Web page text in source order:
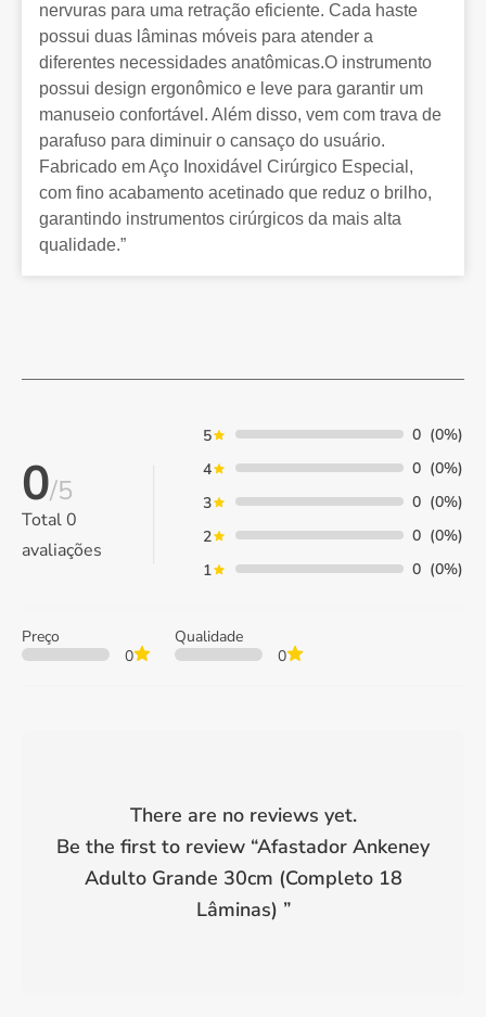
nervuras para uma retração eficiente. Cada haste
possui duas lâminas móveis para atender a
diferentes necessidades anatômicas.O instrumento
possui design ergonômico e leve para garantir um
manuseio confortável. Além disso, vem com trava de
parafuso para diminuir o cansaço do usuário.
Fabricado em Aço Inoxidável Cirúrgico Especial,
com fino acabamento acetinado que reduz o brilho,
garantindo instrumentos cirúrgicos da mais alta
qualidade.”
0/5
Total0
avaliações
5 0 (0%)
4
0 (0%)
3
0 (0%)
2
0 (0%)
1
0 (0%)
Preço
0
Qualidade
0
There are no reviews yet.
Be the first to review “Afastador Ankeney
Adulto Grande 30cm (Completo 18
Lâminas) ”